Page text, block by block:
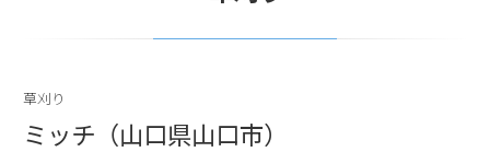
草刈り
ミッチ（山口県山口市）